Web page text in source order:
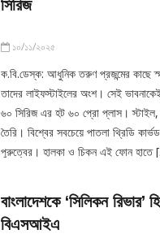
সিরিজ
১০/১১/২০২৫
ক.বি.ডেস্ক: আধুনিক তরুণ প্রজন্মের কাছে
তাদের লাইফস্টাইলের অংশ। সেই
৬০ সিরিজ এর হট ৬০ প্রো প্লাস। স্টাইল,
তৈরি। বিশ্বের সবচেয়ে পাতলা থ্রিডি
পুরুত্বের। হালকা ও চিকন এই ফোন
বাংলাদেশকে ‘সিলিকন
বিএসআইএ